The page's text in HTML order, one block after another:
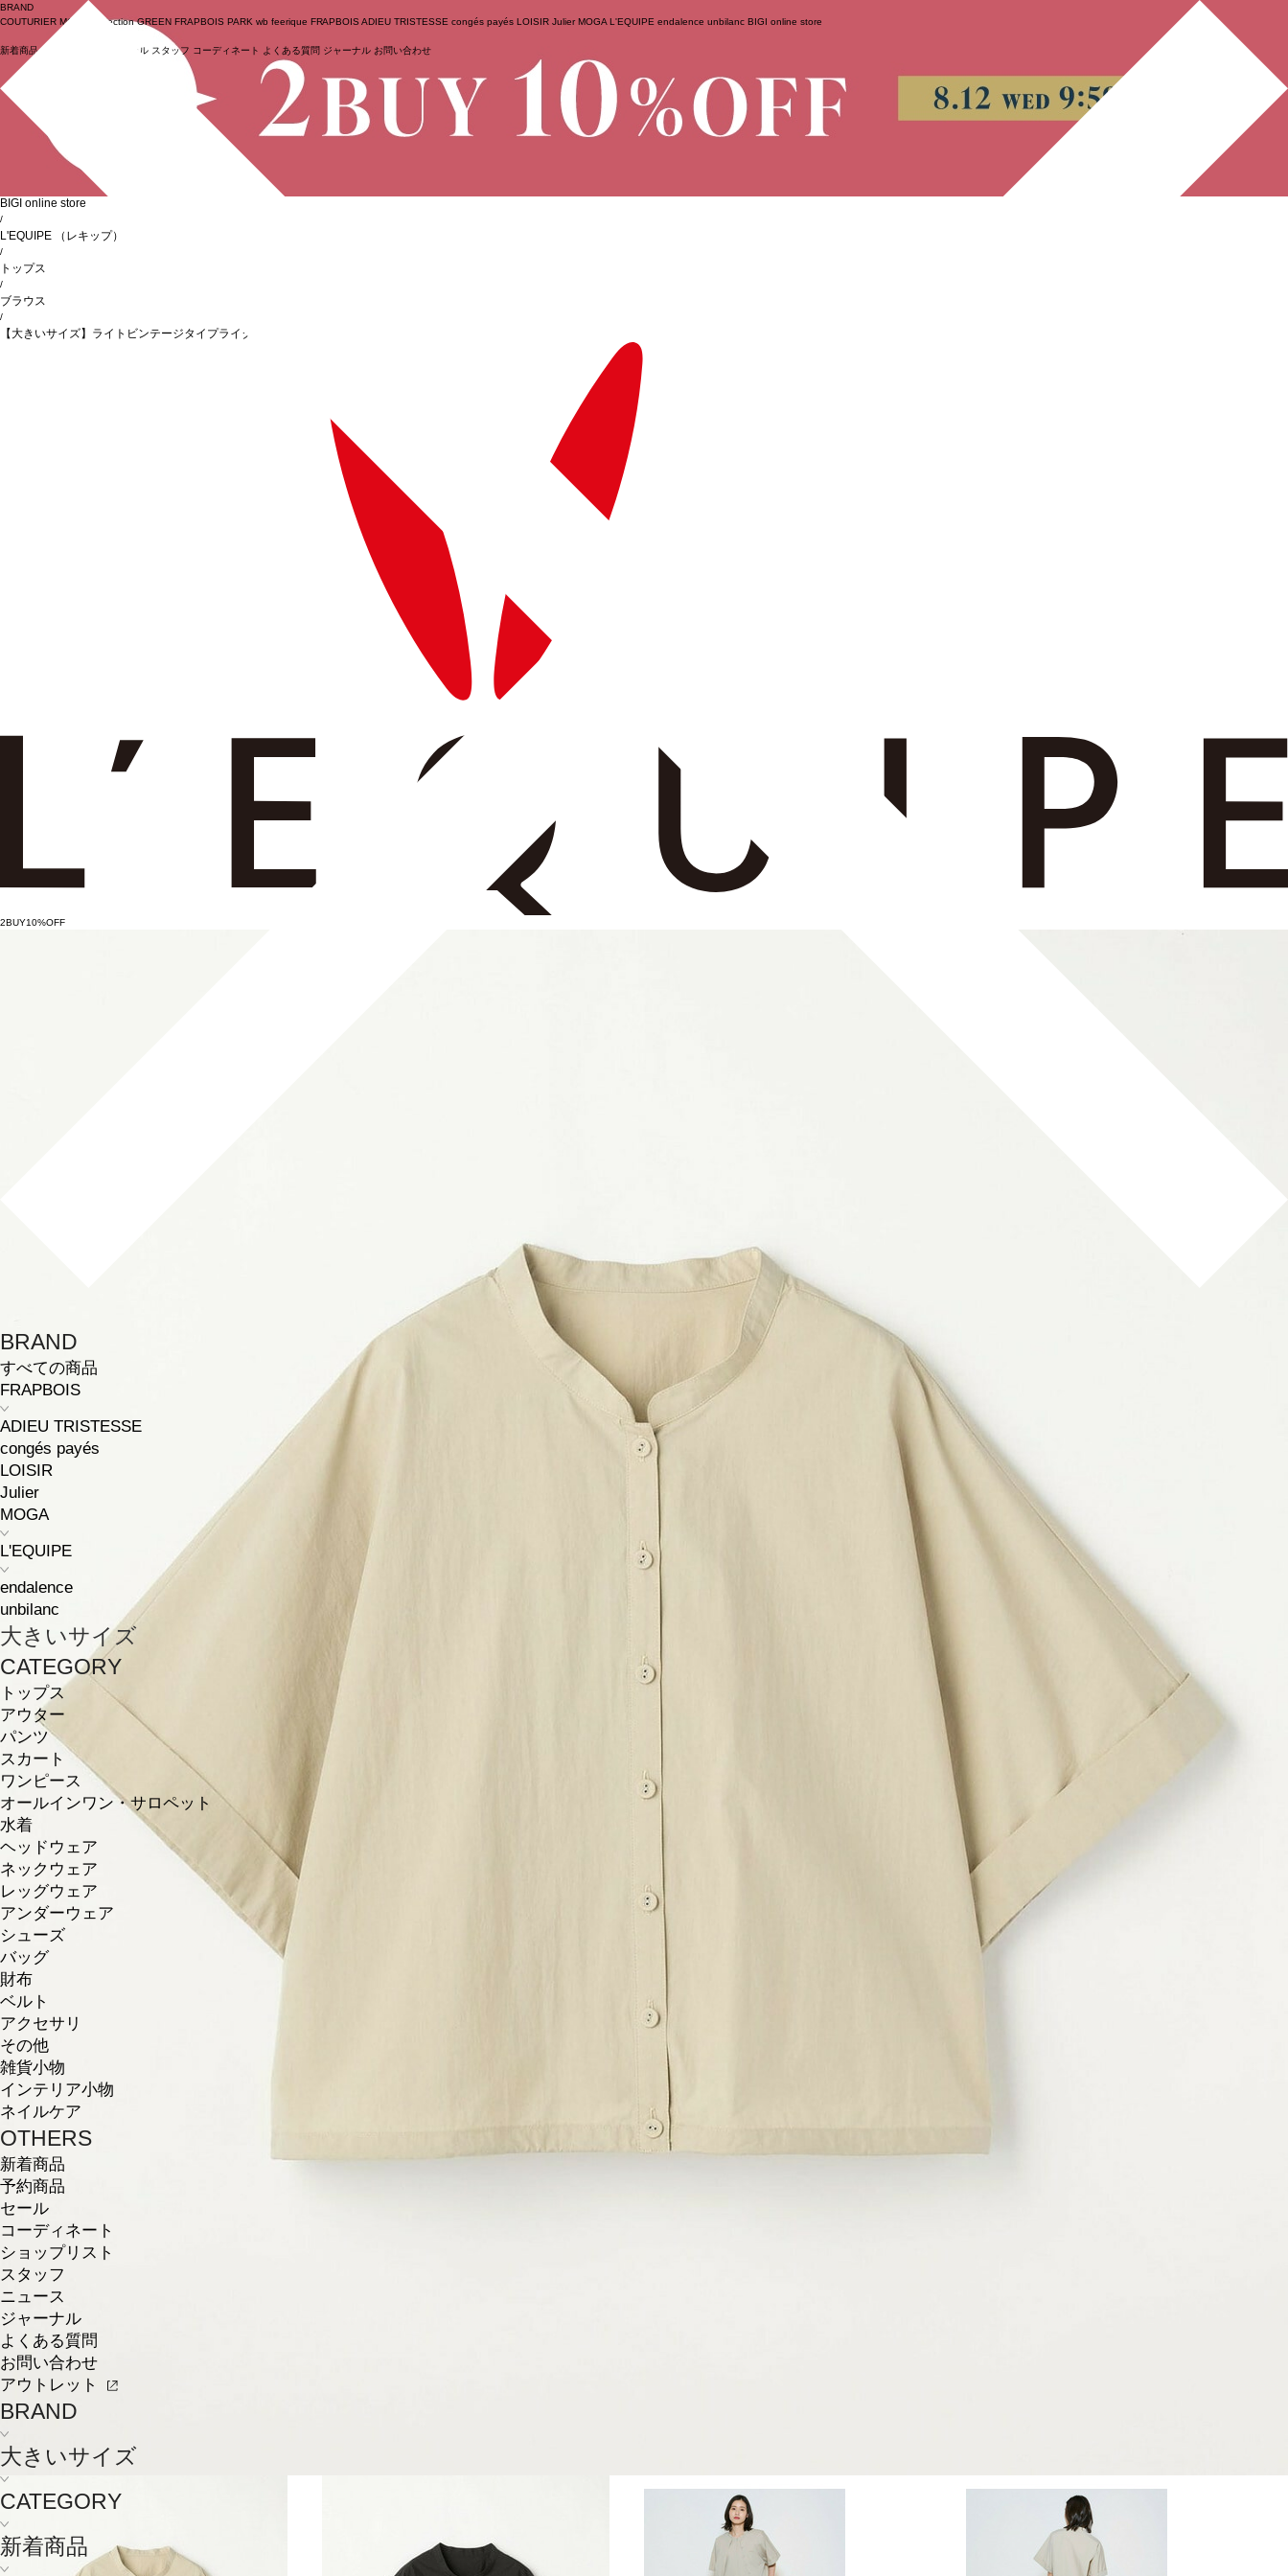
ログイン
BRAND
COUTURIER MOGA Collection GREEN FRAPBOIS PARK wb feerique FRAPBOIS ADIEU TRISTESSE congés payés LOISIR Julier MOGA L'EQUIPE endalence unbilanc BIGI online store
新着商品 (ライブ) セール スタッフ コーディネート よくある質問 ジャーナル お問い合わせ
BRAND
すべての商品
FRAPBOIS
ADIEU TRISTESSE
congés payés
LOISIR
Julier
MOGA
L'EQUIPE
endalence
unbilanc
大きいサイズ
CATEGORY
トップス
アウター
パンツ
スカート
ワンピース
オールインワン・サロペット
水着
ヘッドウェア
ネックウェア
レッグウェア
アンダーウェア
シューズ
バッグ
財布
ベルト
アクセサリ
その他
雑貨小物
インテリア小物
ネイルケア
OTHERS
新着商品
予約商品
セール
コーディネート
ショップリスト
スタッフ
ニュース
ジャーナル
よくある質問
お問い合わせ
アウトレット
BRAND
大きいサイズ
CATEGORY
新着商品
BIGI online store
/
L'EQUIPE （レキップ）
/
トップス
/
ブラウス
/
【大きいサイズ】ライトビンテージタイプライターブラウス
2BUY10%OFF